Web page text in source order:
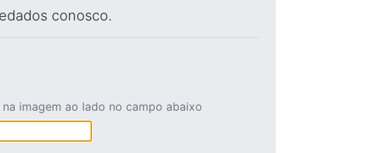
conosco.
imagem ao lado no campo abaixo